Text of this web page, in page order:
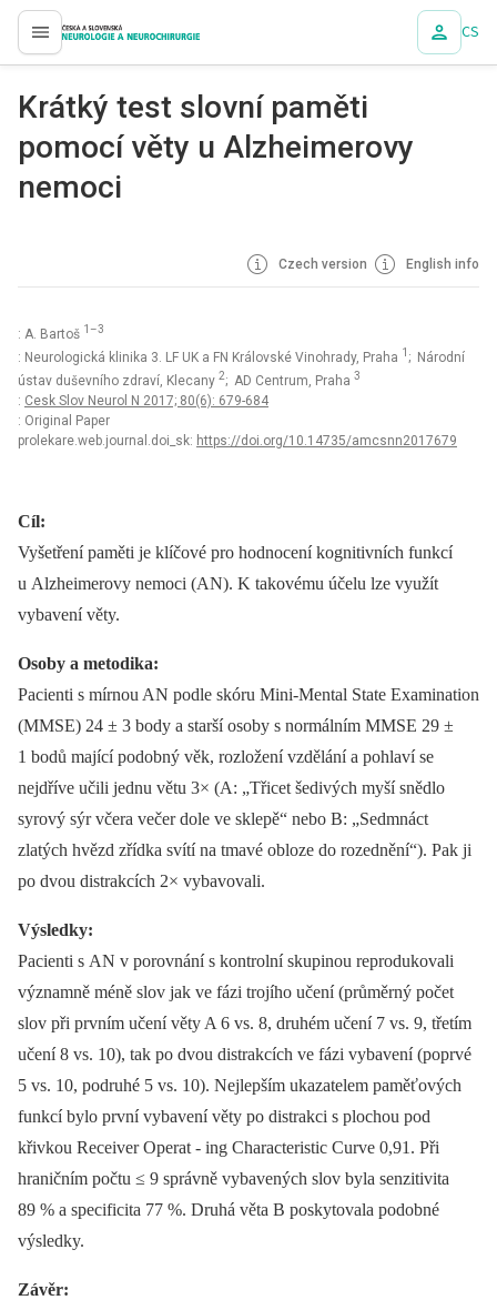
proLékaře.cz CS
Krátký test slovní paměti
pomocí věty u Alzheimerovy
nemoci
Czech version English info
: A. Bartoš 1–3
: Neurologická klinika 3. LF UK a FN Královské Vinohrady, Praha 1 ; Národní
ústav duševního zdraví, Klecany 2; AD Centrum, Praha 3
: Cesk Slov Neurol N 2017; 80(6): 679-684
: Original Paper
prolekare.web.journal.doi_sk: https://doi.org/10.14735/amcsnn2017679
Cíl:
Vyšetření paměti je klíčové pro hodnocení kognitivních funkcí
u Alzheimerovy nemoci (AN). K takovému účelu lze využít
vybavení věty.
Osoby a metodika:
Pacienti s mírnou AN podle skóru Mini-Mental State Examination
(MMSE) 24 ± 3 body a starší osoby s normálním MMSE 29 ±
1 bodů mající podobný věk, rozložení vzdělání a pohlaví se
nejdříve učili jednu větu 3× (A: „Třicet šedivých myší snědlo
syrový sýr včera večer dole ve sklepě“ nebo B: „Sedmnáct
zlatých hvězd zřídka svítí na tmavé obloze do rozednění“). Pak ji
po dvou distrakcích 2× vybavovali.
Výsledky:
Pacienti s AN v porovnání s kontrolní skupinou reprodukovali
významně méně slov jak ve fázi trojího učení (průměrný počet
slov při prvním učení věty A 6 vs. 8, druhém učení 7 vs. 9, třetím
učení 8 vs. 10), tak po dvou distrakcích ve fázi vybavení (poprvé
5 vs. 10, podruhé 5 vs. 10). Nejlepším ukazatelem paměťových
funkcí bylo první vybavení věty po distrakci s plochou pod
křivkou Receiver Operat -⁠ ing Characteristic Curve 0,91. Při
hraničním počtu ≤ 9 správně vybavených slov byla senzitivita
89 % a specificita 77 %. Druhá věta B poskytovala podobné
výsledky.
Závěr: